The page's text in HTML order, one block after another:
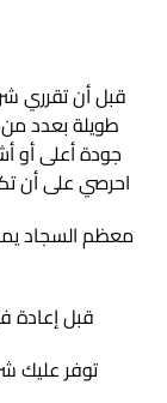
قبل أن تقرري
طويلة بعدد من
جودة أعلى أو
احرصي على أن
معظم السجاد
قبل إعادة
توفر عليك